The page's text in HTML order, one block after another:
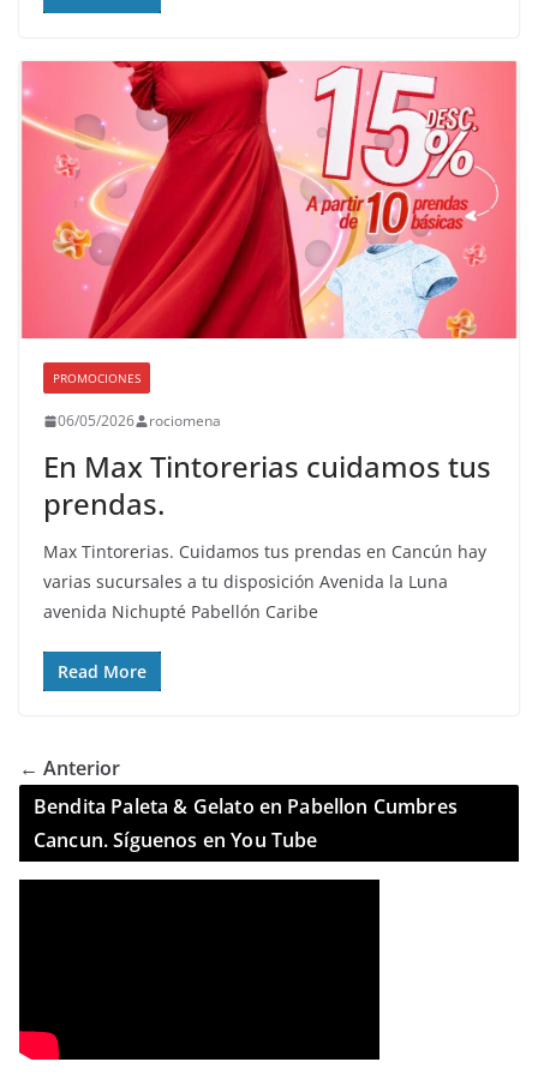
PROMOCIONES
06/05/2026 rociomena
En Max Tintorerias cuidamos tus
prendas.
Max Tintorerias. Cuidamos tus prendas en Cancún hay
varias sucursales a tu disposición Avenida la Luna
avenida Nichupté Pabellón Caribe
Read More
← Anterior
Bendita Paleta & Gelato en Pabellon Cumbres
Cancun. Síguenos en You Tube